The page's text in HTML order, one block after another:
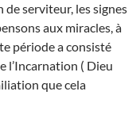
serviteur, les signes
aux miracles, à
période a consisté
l’Incarnation ( Dieu
que cela